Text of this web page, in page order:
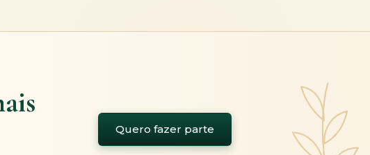
Quero fazer parte